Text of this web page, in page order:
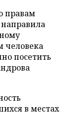
правам
человека
посетить
в местах